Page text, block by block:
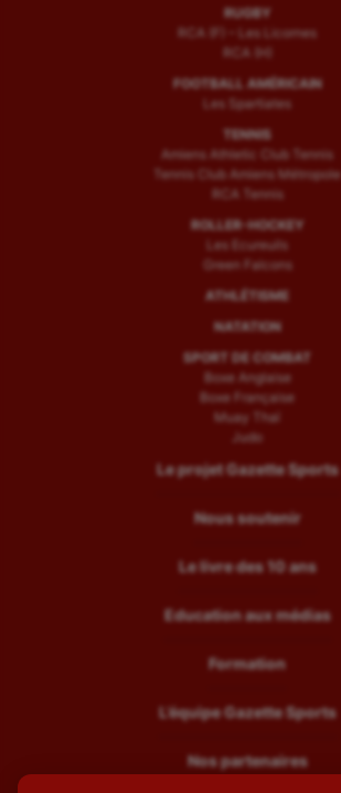
RUGBY
RCA (F) – Les Licornes
RCA (H)
FOOTBALL AMÉRICAIN
Les Spartiates
TENNIS
Amiens Athletic Club Tennis
Tennis Club Amiens Métropole
RCA Tennis
ROLLER-HOCKEY
Les Ecureuils
Green Falcons
ATHLÉTISME
NATATION
SPORT DE COMBAT
Boxe Anglaise
Boxe Française
Muay Thaï
Judo
Le projet Gazette Sports
Nous soutenir
Le livre des 10 ans
Education aux médias
Formation
L’équipe Gazette Sports
Nos partenaires